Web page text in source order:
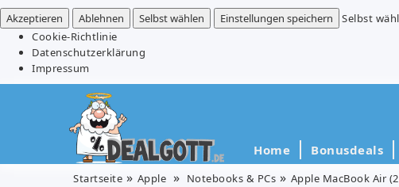
Akzeptieren
Ablehnen Selbst wählen Einstellungen speichern
Selbst
Cookie-Richtlinie
Datenschutzerklärung
Impressum
Home Bonusdeals
Startseite Apple Notebooks & PCs Apple MacBook Air